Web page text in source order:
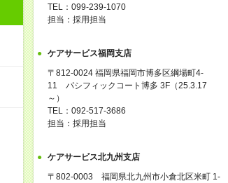
TEL：099-239-1070
担当：採用担当
ケアサービス福岡支店
〒812-0024 福岡県福岡市博多区綱場町4-
11 パシフィックコート博多 3F（25.3.17
～）
TEL：092-517-3686
担当：採用担当
ケアサービス北九州支店
〒802-0003 福岡県北九州市小倉北区米町 1-